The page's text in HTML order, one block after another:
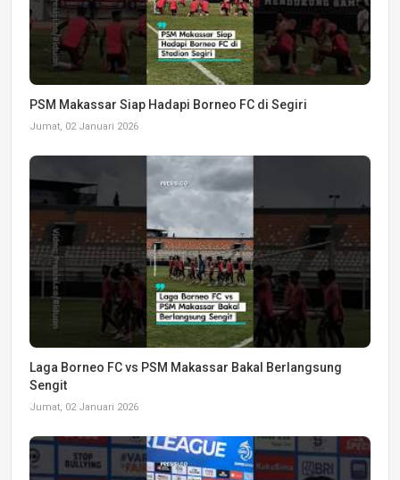
PSM Makassar Siap Hadapi Borneo FC di Segiri
Jumat, 02 Januari 2026
Laga Borneo FC vs PSM Makassar Bakal Berlangsung
Sengit
Jumat, 02 Januari 2026